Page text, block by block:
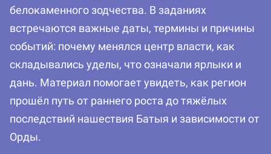
белокаменного зодчества. В заданиях
встречаются важные даты, термины и причины
событий: почему менялся центр власти, как
складывались уделы, что означали ярлыки и
дань. Материал помогает увидеть, как регион
прошёл путь от раннего роста до тяжёлых
последствий нашествия Батыя и зависимости от
Орды.